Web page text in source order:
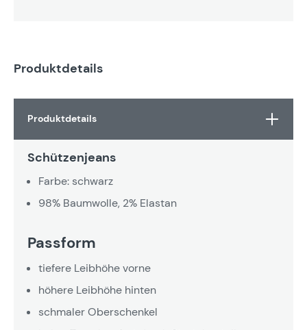
Produktdetails
Produktdetails
Schützenjeans
Farbe: schwarz
98% Baumwolle, 2% Elastan
Passform
tiefere Leibhöhe vorne
höhere Leibhöhe hinten
schmaler Oberschenkel